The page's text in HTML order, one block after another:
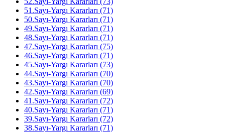
51.Sayı-Yargı Kararları (71)
50.Sayı-Yargı Kararları (71)
49.Sayı-Yargı Kararları (71)
48.Sayı-Yargı Kararları (71)
47.Sayı-Yargı Kararları (75)
46.Sayı-Yargı Kararları (71)
45.Sayı-Yargı Kararları (73)
44.Sayı-Yargı Kararları (70)
43.Sayı-Yargı Kararları (70)
42.Sayı-Yargı Kararları (69)
41.Sayı-Yargı Kararları (72)
40.Sayı-Yargı Kararları (71)
39.Sayı-Yargı Kararları (72)
38.Sayı-Yargı Kararları (71)